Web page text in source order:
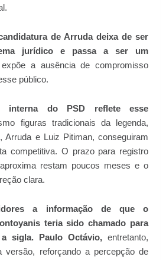
de Arruda deixa de ser
jurídico e passa a ser um
expõe a ausência de compromisso
público.
interna do PSD reflete esse
figuras tradicionais da legenda,
Arruda e Luiz Pitiman, conseguiram
competitiva. O prazo para registro
restam poucos meses e o
clara.
a informação de que o
teria sido chamado para
sigla. Paulo Octávio, entretanto,
versão, reforçando a percepção de